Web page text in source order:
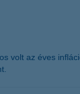
volt az éves